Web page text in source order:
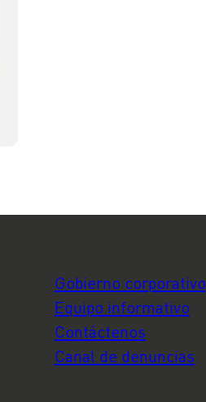
Gobierno corporativo
Equipo informativo
Contáctenos
Canal de denuncias